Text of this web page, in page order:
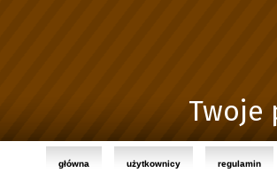
Twoje
główna użytkownicy regulamin